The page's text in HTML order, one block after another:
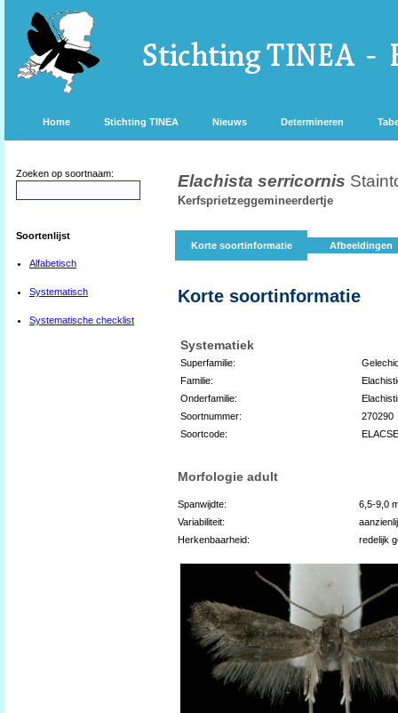
Home Stichting TINEA Nieuws Determineren
Zoeken op soortnaam:
Soortenlijst
Alfabetisch
Systematisch
Systematische checklist
Elachista serricornis
Kerfsprietzeggemineerdertje
Korte soortinformatie Afbeeldingen
Korte soortinformatie
Systematiek
Superfamilie:
Familie:
Onderfamilie:
Soortnummer:
270290
Soortcode:
Morfologie adult
Spanwijdte:
6,5-9,0
Variabiliteit:
Herkenbaarheid:
redelijk